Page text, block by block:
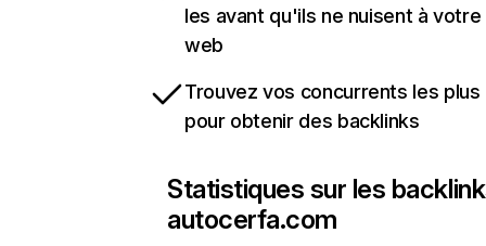
les avant qu'ils ne nuisent à
web
Trouvez vos concurrents les
pour obtenir des backlinks
Statistiques sur les
autocerfa.com